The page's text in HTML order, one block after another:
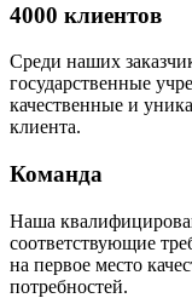
4000 клиентов
Среди наших
государственные
качественные и
клиента.
Команда
Наша
соответствующие
на первое место
потребностей.